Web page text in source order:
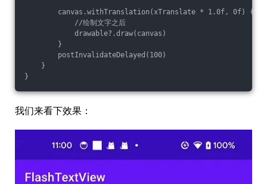
        canvas.withTranslation(xTranslate * 1.0f, 0f) {
            //绘制文字之后
            drawable?.draw(canvas)
        }
        postInvalidateDelayed(100)
    }
我们来看下效果：